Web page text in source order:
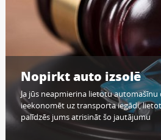
Nopirkt auto izsolē
Ja jūs neapmierina lietotu automašīnu
ieekonomēt uz transporta iegādi,
palīdzēs jums atrisināt šo jautājumu